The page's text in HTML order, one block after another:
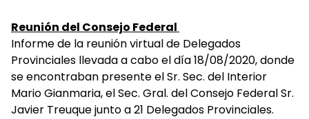
Reunión del Consejo Federal
Informe de la reunión virtual de Delegados
Provinciales llevada a cabo el día 18/08/2020, donde
se encontraban presente el Sr. Sec. del Interior
Mario Gianmaria, el Sec. Gral. del Consejo Federal Sr.
Javier Treuque junto a 21 Delegados Provinciales.